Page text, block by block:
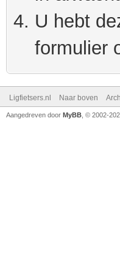
U hebt
formulier
Ligfietsers.nl Naar boven
Aangedreven door MyBB , © 2002-